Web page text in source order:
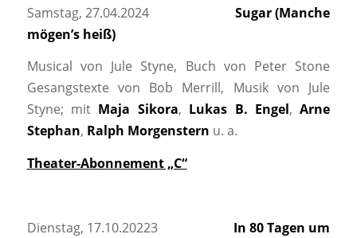
Samstag, 27.04.2024Sugar (Manche
mögen’s heiß)
Musical von Jule Styne, Buch von Peter Stone
Gesangstexte von Bob Merrill, Musik von Jule
Styne; mit Maja Sikora, Lukas B. Engel,Arne
Stephan, Ralph Morgenstern u. a.
Theater-Abonnement „C“
Dienstag, 17.10.20223 In 80 Tagen um